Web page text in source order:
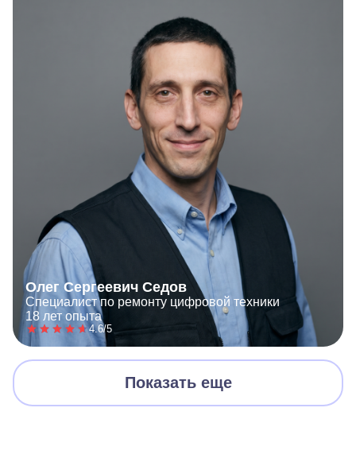
Олег Сергеевич Седов
Специалист по ремонту цифровой техники
18 лет опыта
4.6/5
Показать еще